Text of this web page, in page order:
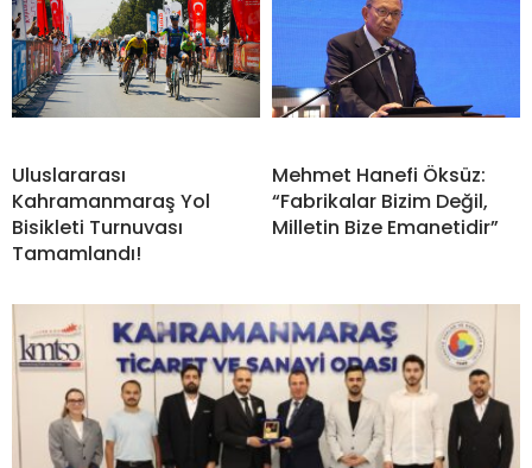
Uluslararası
Kahramanmaraş Yol
Bisikleti Turnuvası
Tamamlandı!
Mehmet Hanefi Öksüz:
“Fabrikalar Bizim Değil,
Milletin Bize Emanetidir”